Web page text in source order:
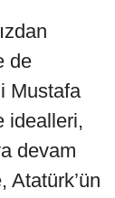
de
Mustafa
idealleri,
devam
Atatürk’ün